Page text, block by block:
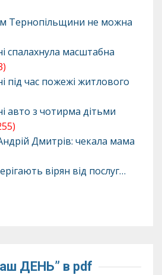
Тернопільщини не можна
спалахнула масштабна
під час пожежі житлового
авто з чотирма дітьми
Дмитрів: чекала мама
вірян від послуг…
ДЕНЬ” в pdf